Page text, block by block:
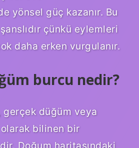
yönsel güç kazanır. Bu
çünkü eylemleri
daha erken vurgulanır.
burcu nedir?
gerçek düğüm veya
bilinen bir
Doğum haritasındaki